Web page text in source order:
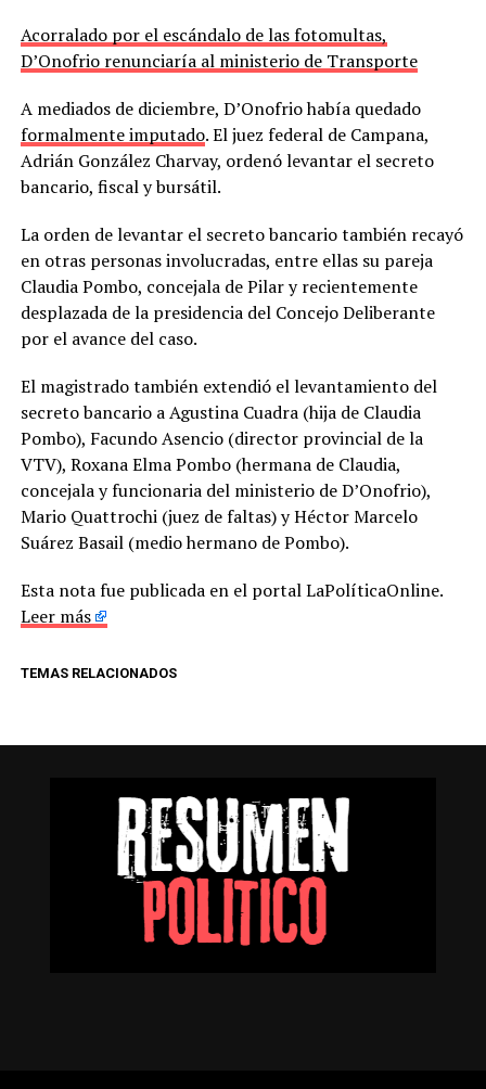
Acorralado por el escándalo de las fotomultas,
D’Onofrio renunciaría al ministerio de Transporte
A mediados de diciembre, D’Onofrio había quedado
formalmente imputado. El juez federal de Campana,
Adrián González Charvay, ordenó levantar el secreto
bancario, fiscal y bursátil.
La orden de levantar el secreto bancario también recayó
en otras personas involucradas, entre ellas su pareja
Claudia Pombo, concejala de Pilar y recientemente
desplazada de la presidencia del Concejo Deliberante
por el avance del caso.
El magistrado también extendió el levantamiento del
secreto bancario a Agustina Cuadra (hija de Claudia
Pombo), Facundo Asencio (director provincial de la
VTV), Roxana Elma Pombo (hermana de Claudia,
concejala y funcionaria del ministerio de D’Onofrio),
Mario Quattrochi (juez de faltas) y Héctor Marcelo
Suárez Basail (medio hermano de Pombo).
Esta nota fue publicada en el portal LaPolíticaOnline.
Leer más
TEMAS RELACIONADOS